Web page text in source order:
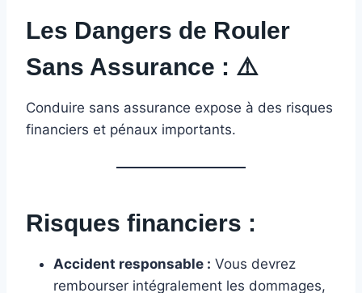
Les Dangers de Rouler
Sans Assurance : ⚠️
Conduire sans assurance expose à des risques
financiers et pénaux importants.
Risques financiers :
Accident responsable : Vous devrez
rembourser intégralement les dommages,